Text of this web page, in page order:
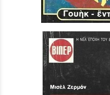
Τιμή: